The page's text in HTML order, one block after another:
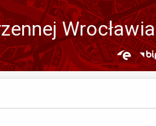
Wrocławia